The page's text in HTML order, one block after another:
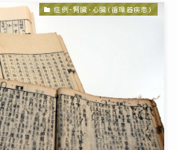
症例-腎臓・心臓(循環器疾患)